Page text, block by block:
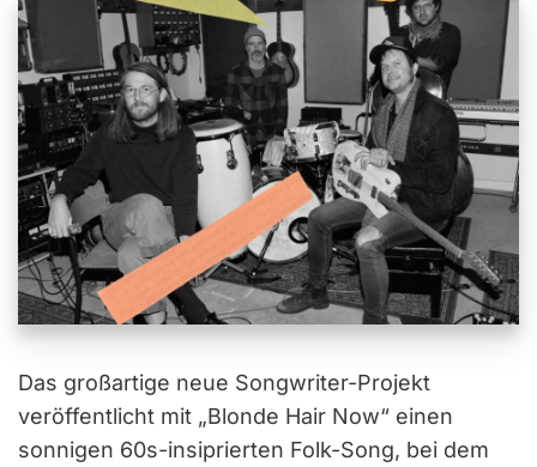
Das großartige neue Songwriter-Projekt
veröffentlicht mit „Blonde Hair Now“ einen
sonnigen 60s-insiprierten Folk-Song, bei dem